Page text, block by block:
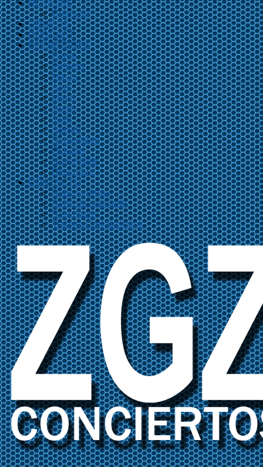
NOTICIAS
Crónicas
GRUPOS
PODCAST
EFEMÉRIDES
Enero
Febrero
Marzo
Abril
Mayo
Junio
Julio
Agosto
Septiembre
Octubre
Noviembre
Diciembre
CONTACTO
Sube tu grupo
Sube un concierto
Suscríbete
Trabaja Con Nosotros